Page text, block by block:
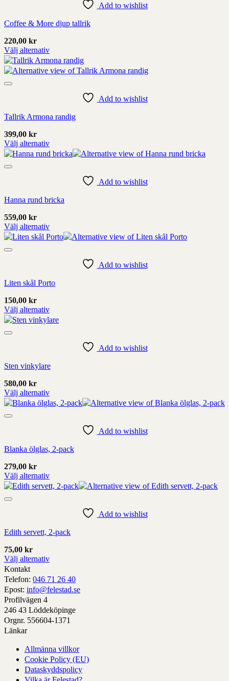
väljas
på
produktens
sida
Add to wishlist
Coffee & More djup tallrik
220,00 kr
Välj alternativ
Denna
produkt
har
väljas
på
produktens
sida
Add to wishlist
Tallrik Armona randig
399,00 kr
Välj alternativ
Denna
produkt
kan
väljas
på
produktens
Add to wishlist
Hanna rund bricka
559,00 kr
Välj alternativ
Denna
produkt
kan
väljas
på
produktens
Add to wishlist
Liten skål Porto
150,00 kr
Välj alternativ
Denna
produkt
kan
väljas
på
produktens
Add to wishlist
Sten vinkylare
580,00 kr
Välj alternativ
Denna
produkt
kan
väljas
på
produktens
Add to wishlist
Blanka ölglas, 2-pack
279,00 kr
Välj alternativ
Denna
produkt
kan
väljas
på
produktens
sida
Add to wishlist
Edith servett, 2-pack
75,00 kr
Välj alternativ
Denna
produkt
har
alternativ
som
kan
väljas
produktens
Kontakt
Telefon: 046 71 26 40
Epost: info@felestad.se
Profilvägen 4
246 43 Löddeköpinge
Orgnr. 556604-1371
Länkar
Allmänna villkor
Cookie Policy (EU)
Dataskyddspolicy